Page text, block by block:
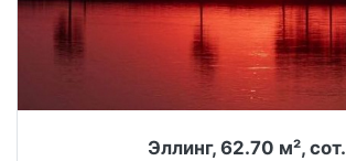
Эллинг, 62.70 м², сот.